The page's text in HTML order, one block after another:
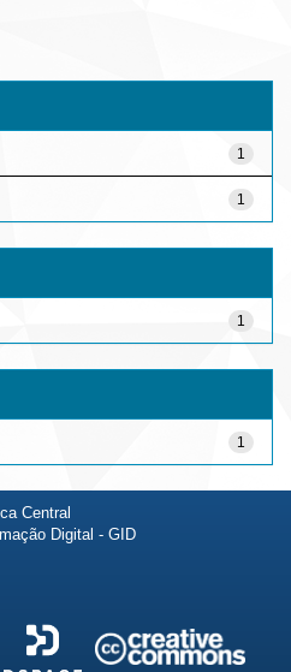
1
1
1
1
Central
Digital - GID